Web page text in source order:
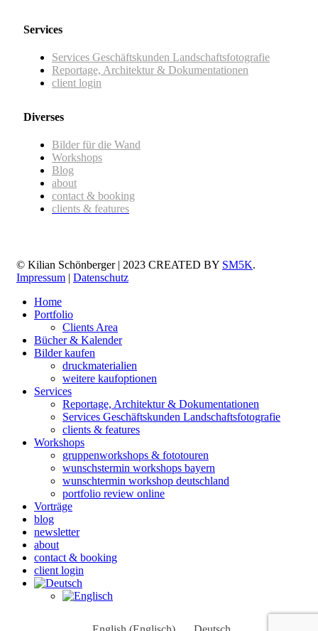
Services
Services Geschäftskunden Landschaftsfotografie
Reportage, Architektur & Dokumentationen
client login
Diverses
Bilder für die Wand
Workshops
Blog
about
contact & booking
clients & features
© Kilian Schönberger | 2023 CREATED BY SM5K.
Impressum | Datenschutz
Home
Portfolio
Clients Area
Bücher & Kalender
Bilder kaufen
druckmaterialien
weitere kaufoptionen
Services
Reportage, Architektur & Dokumentationen
Services Geschäftskunden Landschaftsfotografie
clients & features
Workshops
gruppenworkshops & fototouren
wunschstermin workshops bayern
wunschtermin workshop deutschland
portfolio review online
Vorträge
blog
newsletter
about
contact & booking
client login